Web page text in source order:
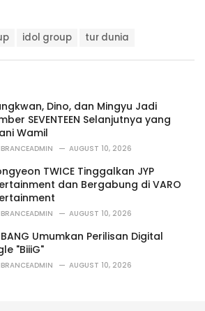
idol group tur dunia
Dino, dan Mingyu Jadi
SEVENTEEN Selanjutnya yang
Wamil
AUGUST 10, 2026
TWICE Tinggalkan JYP
dan Bergabung di VARO
AUGUST 10, 2026
Umumkan Perilisan Digital
"BiiiG"
AUGUST 10, 2026